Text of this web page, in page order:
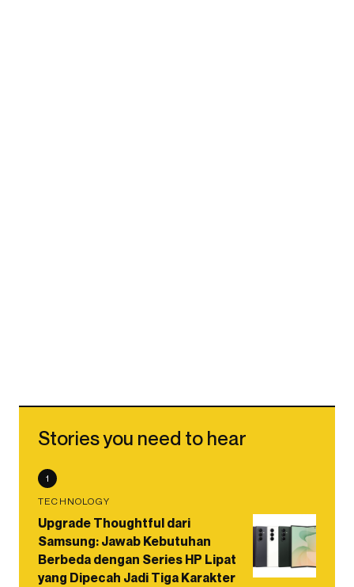
Stories you need to hear
1
TECHNOLOGY
Upgrade Thoughtful dari
Samsung: Jawab Kebutuhan
Berbeda dengan Series HP Lipat
yang Dipecah Jadi Tiga Karakter